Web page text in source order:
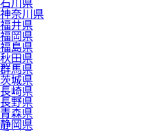
神奈川県
福井県
福岡県
福島県
秋田県
群馬県
茨城県
長崎県
長野県
青森県
静岡県